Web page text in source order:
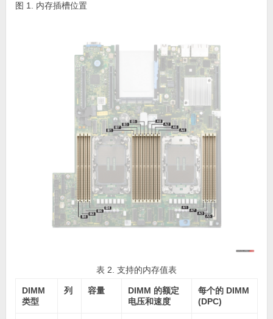
图 1. 内存插槽位置
表 2. 支持的内存值表
DIMM
类型
列 容量
DIMM 的额定
电压和速度
每个的 DIMM
(DPC)